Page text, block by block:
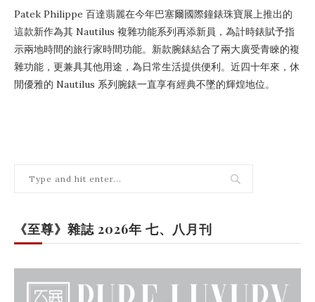
Patek Philippe 百達翡麗在今年巴塞爾國際鐘錶珠寶展上推出的
這款新作為其 Nautilus 複雜功能系列再添新員，為計時錶賦予指
示兩地時間的旅行家時間功能。新款腕錶結合了兩大廣受青睞的複
雜功能，更兼具其他用途，為日常生活提供便利。近四十年來，休
閒優雅的 Nautilus 系列腕錶一直享有經典不墜的輝煌地位。
《至尊》雜誌 2026年 七、八月刊